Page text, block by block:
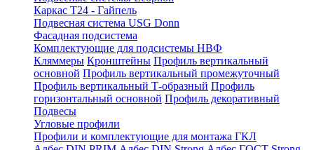
Каркас Т24 - Гайпель
Подвесная система USG Donn
Фасадная подсистема
Комплектующие для подсистемы НВФ
Кляммеры Кронштейны Профиль вертикальный
основной Профиль вертикальный промежуточный
Профиль вертикальный Т-образный Профиль
горизонтальный основной Профиль декоративный
Подвесы
Угловые профили
Профили и комплектующие для монтажа ГКЛ